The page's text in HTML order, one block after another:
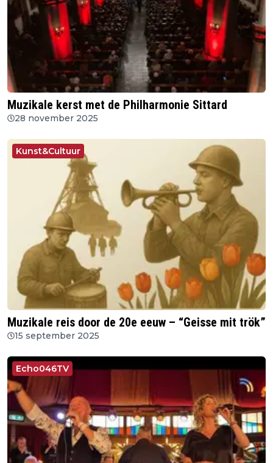
Muzikale kerst met de Philharmonie Sittard
28 november 2025
Kunst&Cultuur
Muzikale reis door de 20e eeuw – “Geisse mit trök”
15 september 2025
Echo046TV